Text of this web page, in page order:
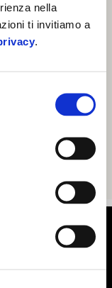
nella
ti invitiamo a